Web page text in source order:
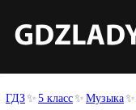
ГДЗ 5 класс Музыка